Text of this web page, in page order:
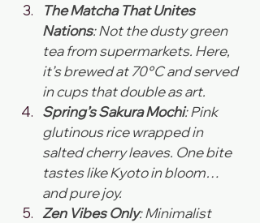
The Matcha That Unites
Nations: Not the dusty green
tea from supermarkets. Here,
it’s brewed at 70°C and served
in cups that double as art.
Spring’s Sakura Mochi: Pink
glutinous rice wrapped in
salted cherry leaves. One bite
tastes like Kyoto in bloom…
and pure joy.
Zen Vibes Only: Minimalist